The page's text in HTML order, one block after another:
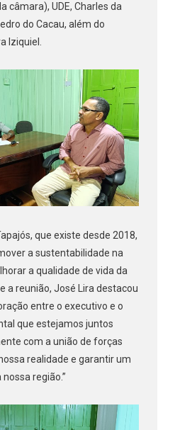
câmara), UDE, Charles da
do Cacau, além do
Iziquiel.
que existe desde 2018,
a sustentabilidade na
a qualidade de vida da
a reunião, José Lira destacou
entre o executivo e o
que estejamos juntos
com a união de forças
realidade e garantir um
região.”